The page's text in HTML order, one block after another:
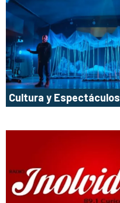
Cultura y Espectáculos